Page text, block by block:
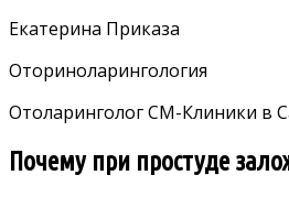
Екатерина Приказа
Оториноларингология
Отоларинголог СМ-Клиники в
Почему при простуде